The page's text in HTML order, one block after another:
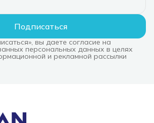
Подписаться
вы даете согласие на
персональных данных в целях
и рекламной рассылки